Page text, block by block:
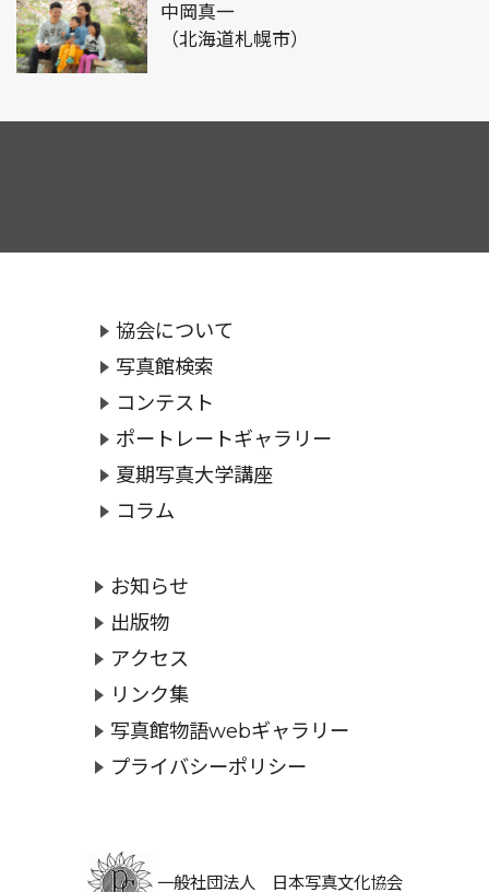
中岡真一
（北海道札幌市）
協会について
写真館検索
コンテスト
ポートレートギャラリー
夏期写真大学講座
コラム
お知らせ
出版物
アクセス
リンク集
写真館物語webギャラリー
プライバシーポリシー
一般社団法人 日本写真文化協会